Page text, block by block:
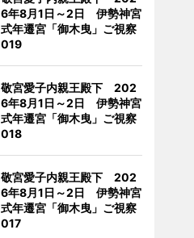
6年8月1日～2日 伊勢神宮
式年遷宮「御木曳」ご視察
019
敬宮愛子内親王殿下 202
6年8月1日～2日 伊勢神宮
式年遷宮「御木曳」ご視察
018
敬宮愛子内親王殿下 202
6年8月1日～2日 伊勢神宮
式年遷宮「御木曳」ご視察
017